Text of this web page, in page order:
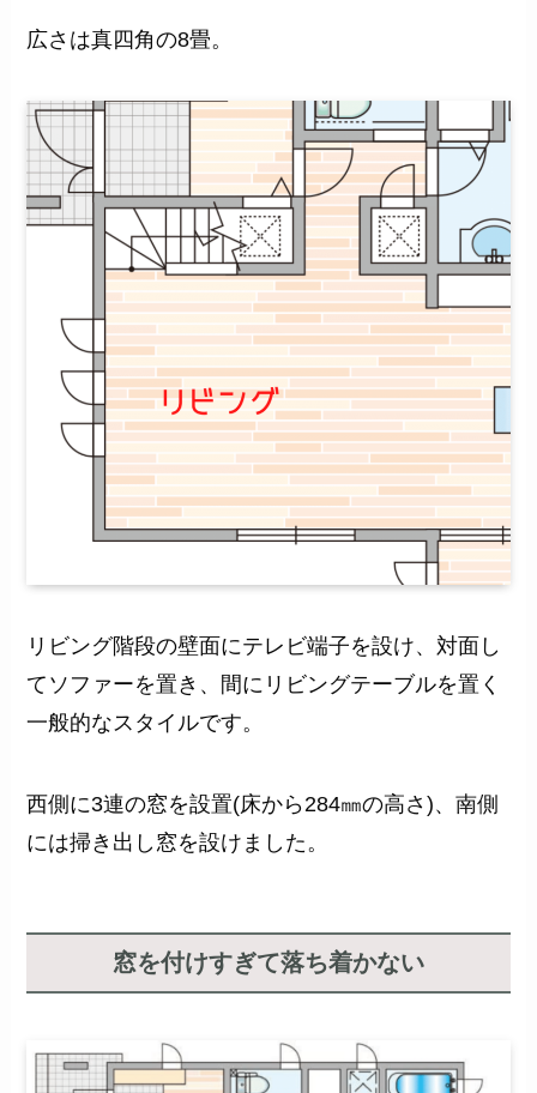
広さは真四角の8畳。
リビング階段の壁面にテレビ端子を設け、対面し
てソファーを置き、間にリビングテーブルを置く
一般的なスタイルです。
西側に3連の窓を設置(床から284㎜の高さ)、南側
には掃き出し窓を設けました。
窓を付けすぎて落ち着かない